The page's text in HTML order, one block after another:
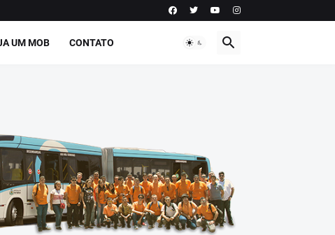
UM MOB CONTATO